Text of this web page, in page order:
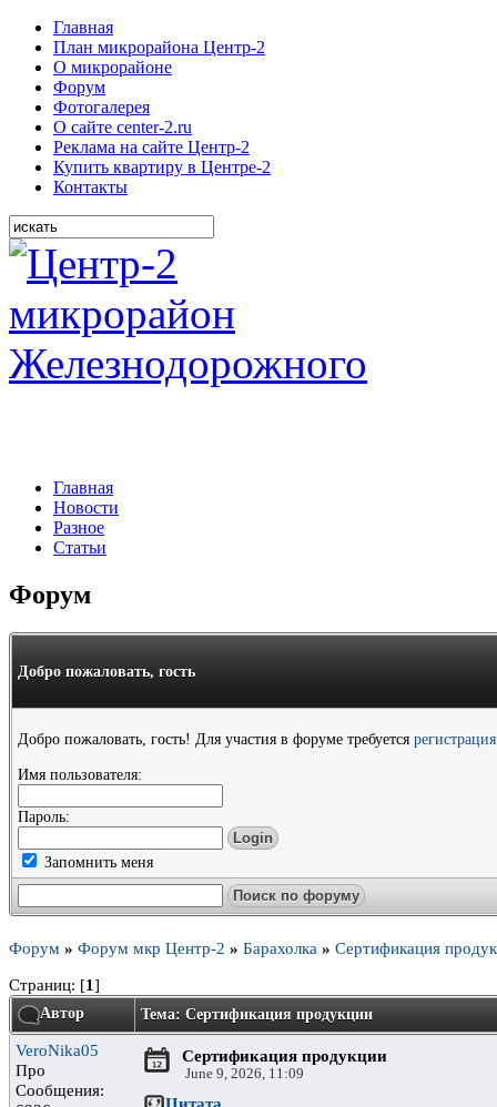
Главная
План микрорайона Центр-2
О микрорайоне
Форум
Фотогалерея
О сайте center-2.ru
Реклама на сайте Центр-2
Купить квартиру в Центре-2
Контакты
Главная
Новости
Разное
Статьи
Форум
Добро пожаловать, гость
Добро пожаловать, гость! Для участия в форуме требуется
Имя пользователя:
Пароль:
Запомнить меня
Форум » Форум мкр Центр-2 » Барахолка » Сертификация
Страниц: [1]
Автор Тема: Сертификация продукции
VeroNika05
Про
Сообщения:
Сертификация продукции
June 9, 2026, 11:09
Цитата